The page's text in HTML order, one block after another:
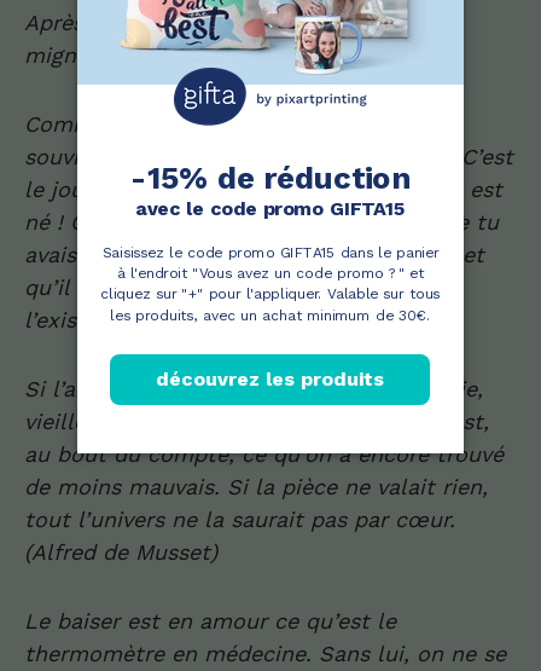
Après mon chat, tu es la chose la plus
mignonne que j’ai jamais aimée.
Comment est-ce possible que tu ne te
souviennes jamais de mon anniversaire ? C’est
le jour où le plus grand bonheur de ta vie est
né ! C’est le jour où l’Univers a décidé que tu
avais trop fait l’idiot dans une vie passée et
qu’il te fallait quelqu’un pour te pourrir
l’existence.
Si l’amour est une comédie, cette comédie,
vieille comme le monde, sifflée ou non, est,
au bout du compte, ce qu’on a encore trouvé
de moins mauvais. Si la pièce ne valait rien,
tout l’univers ne la saurait pas par cœur.
(Alfred de Musset)
Le baiser est en amour ce qu’est le
thermomètre en médecine. Sans lui, on ne se